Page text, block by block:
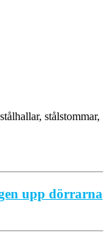
stålstommar,
upp dörrarna